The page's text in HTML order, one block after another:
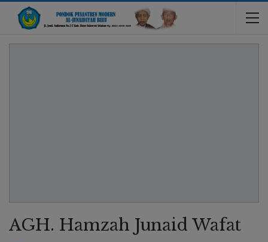
AGH. Hamzah Junaid Wafat